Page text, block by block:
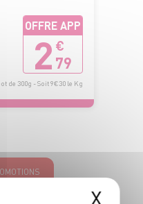
OFFRE APP
2 €
79
de 300g - Soit 9€30 le Kg
X